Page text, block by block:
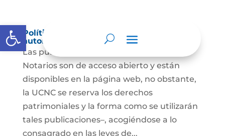
Abrir barra de herramientas
Política de derechos de autor y/o
autorización de uso sobre los contenidos
Las publicaciones de la UCNC y de los
Notarios son de acceso abierto y están
disponibles en la página web, no obstante,
la UCNC se reserva los derechos
patrimoniales y la forma como se utilizarán
tales publicaciones–, acogiéndose a lo
consagrado en las leyes de...